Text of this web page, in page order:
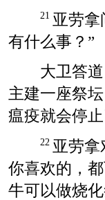
21 亚劳拿
有什么事？”
大卫答
主建一座祭
瘟疫就会停
22 亚劳拿
你喜欢的，
牛可以做烧